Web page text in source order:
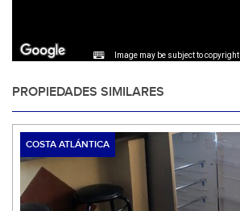
Image may be subject to copyright
PROPIEDADES SIMILARES
COSTA ATLÁNTICA